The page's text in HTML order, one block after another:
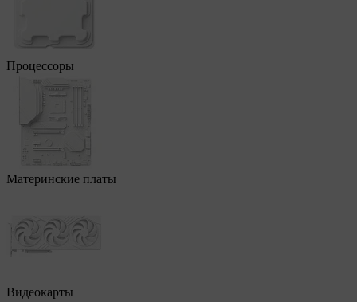
Процессоры
Материнские платы
Видеокарты